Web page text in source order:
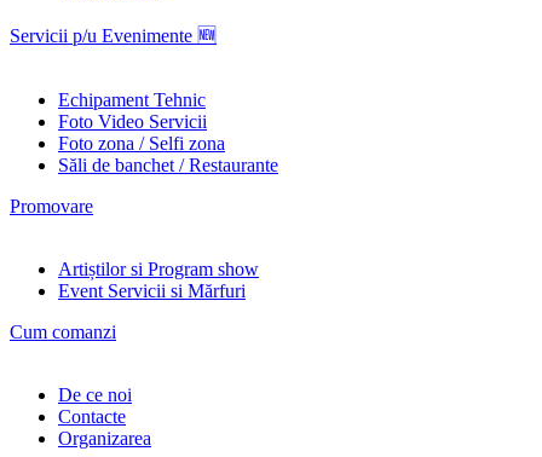
Servicii p/u Evenimente 🆕
Echipament Tehnic
Foto Video Servicii
Foto zona / Selfi zona
Săli de banchet / Restaurante
Promovare
Artiștilor si Program show
Event Servicii si Mărfuri
Cum comanzi
De ce noi
Contacte
Organizarea